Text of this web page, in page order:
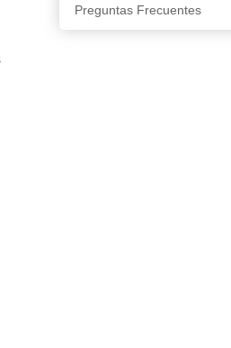
Preguntas Frecuentes